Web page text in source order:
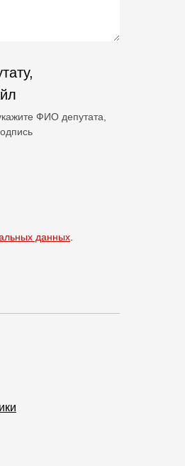
ФИО депутата,
данных